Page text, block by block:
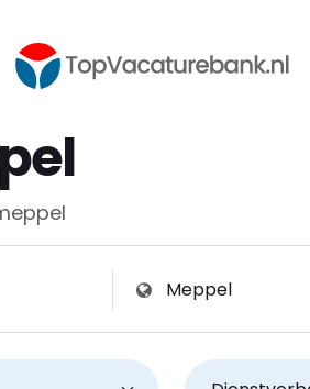
Zoeken op plaats,
Dienstverband